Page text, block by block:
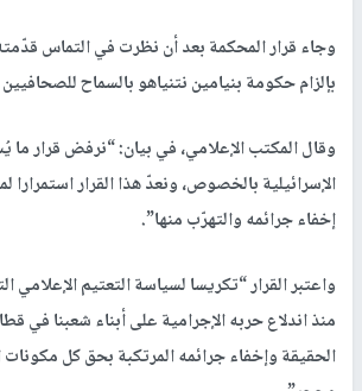
وجاء قرار المحكمة بعد أن نظرت في التماس
بإلزام حكومة بنيامين نتنياهو بالسماح
وقال المكتب الإعلامي، في بيان: “نرفض قرار ما
الإسرائيلية بالخصوص، ونعدّ هذا القرار استمرارا
إخفاء جرائمه والتهرّب منها”.
واعتبر القرار “تكريسا لسياسة التعتيم الإعلامي
منذ اندلاع حربه الإجرامية على أبناء شعبنا في
الحقيقة وإخفاء جرائمه المرتكبة بحق كل